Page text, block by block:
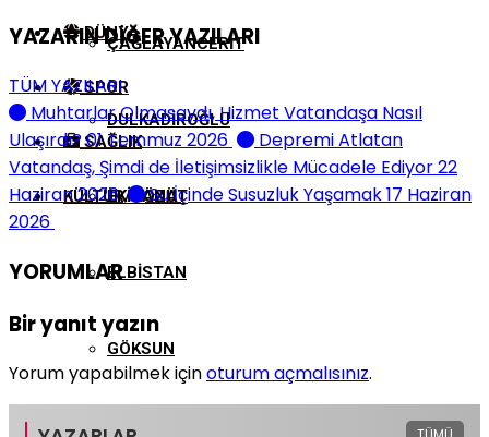
ÇAĞLAYANCERIT
DULKADIROĞLU
EKINÖZÜ
ELBISTAN
GÖKSUN
NURHAK
DÜNYA
SPOR
SAĞLIK
KÜLTÜR/SANAT
YAZARIN DİĞER YAZILARI
TÜM YAZILARI
Muhtarlar Olmasaydı, Hizmet Vatandaşa Nasıl
Ulaşırdı?01 Temmuz 2026
Depremi Atlatan
Vatandaş, Şimdi de İletişimsizlikle Mücadele Ediyor22
Haziran 2026
Su İçinde Susuzluk Yaşamak17 Haziran
2026
YORUMLAR
Bir yanıt yazın
Yorum yapabilmek içinoturum açmalısınız.